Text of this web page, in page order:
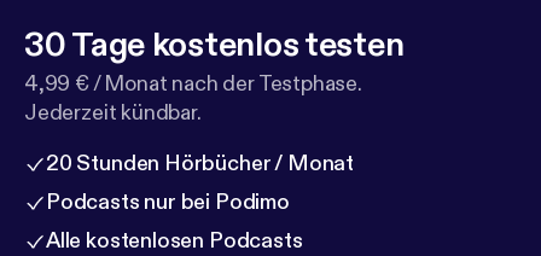
30 Tage kostenlos testen
4,99 € / Monat nach der Testphase.
Jederzeit kündbar.
20 Stunden Hörbücher / Monat
Podcasts nur bei Podimo
Alle kostenlosen Podcasts